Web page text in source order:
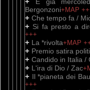
Bergonzoni+MAP
+ Che tempo fa /
+ Si fa presto a
+++
+ La *rivolta+MAP
+ Premio satira
+ Candido in Italia /
+ L'ira di Dio / Zac
+ Il *pianeta dei
+++